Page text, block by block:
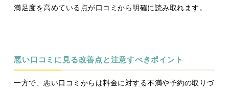
満足度を高めている点が口コミから明確に読み取れます。
悪い口コミに見る改善点と注意すべきポイント
一方で、悪い口コミからは料金に対する不満や予約の取りづ